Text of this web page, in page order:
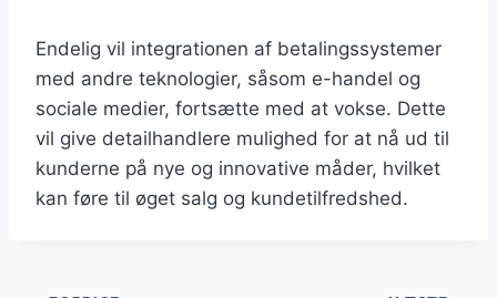
Endelig vil integrationen af betalingssystemer
med andre teknologier, såsom e-handel og
sociale medier, fortsætte med at vokse. Dette
vil give detailhandlere mulighed for at nå ud til
kunderne på nye og innovative måder, hvilket
kan føre til øget salg og kundetilfredshed.